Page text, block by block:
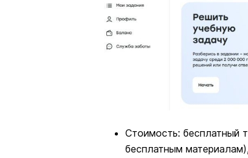
Стоимость: бесплатный
бесплатным